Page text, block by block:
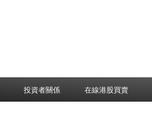
投資者關係 在線港股買賣